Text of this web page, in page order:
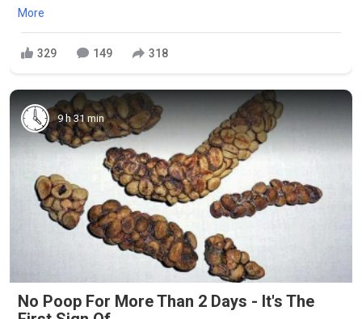
More
329 149 318
9 h 31 min
No Poop For More Than 2 Days - It's The